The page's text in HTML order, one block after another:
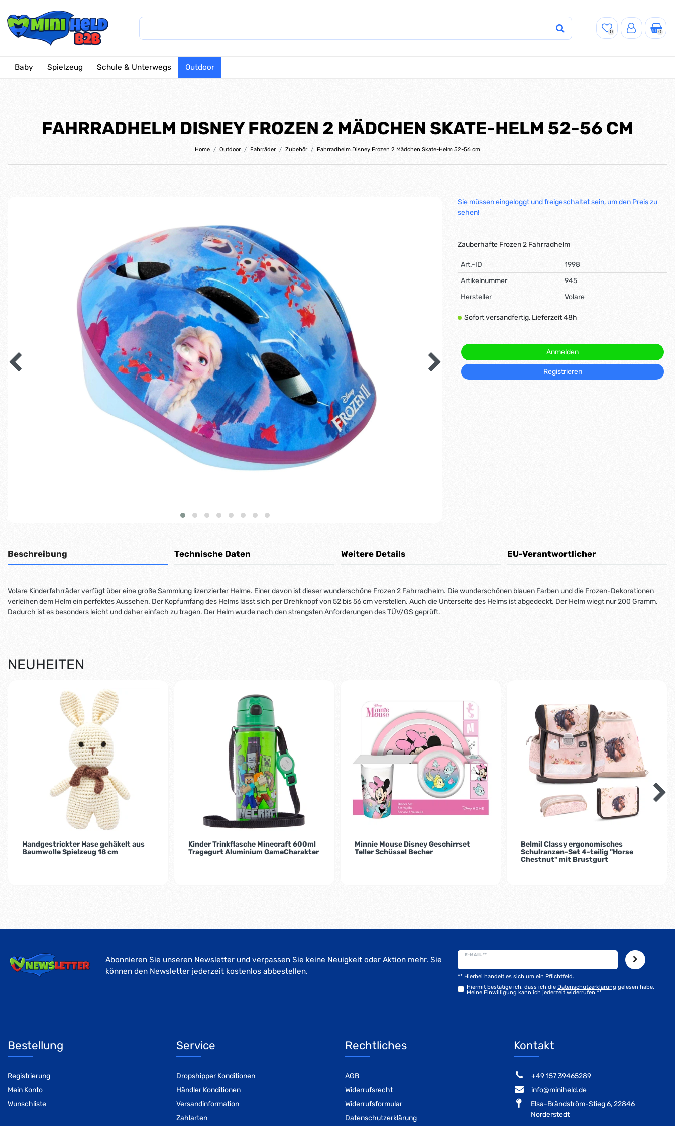
0 0
Baby Spielzeug Schule & Unterwegs Outdoor
FAHRRADHELM DISNEY FROZEN 2 MÄDCHEN SKATE-HELM 52-56 CM
Home Outdoor Fahrräder Zubehör Fahrradhelm Disney Frozen 2 Mädchen Skate-Helm 52-56 cm
Sie müssen eingeloggt und freigeschaltet sein, um den Preis zu
sehen!
Zauberhafte Frozen 2 Fahrradhelm
Art.-ID
1998
Artikelnummer
945
Hersteller
Volare
Sofort versandfertig, Lieferzeit 48h
Anmelden
Registrieren
Beschreibung Technische Daten Weitere Details EU-Verantwortlicher
Volare Kinderfahrräder verfügt über eine große Sammlung lizenzierter Helme. Einer davon ist dieser wunderschöne Frozen 2 Fahrradhelm. Die wunderschönen blauen Farben und die Frozen-Dekorationen
verleihen dem Helm ein perfektes Aussehen. Der Kopfumfang des Helms lässt sich per Drehknopf von 52 bis 56 cm verstellen. Auch die Unterseite des Helms ist abgedeckt. Der Helm wiegt nur 200 Gramm.
Dadurch ist es besonders leicht und daher einfach zu tragen. Der Helm wurde nach den strengsten Anforderungen des TÜV/GS geprüft.
NEUHEITEN
Handgestrickter Hase gehäkelt aus
Baumwolle Spielzeug 18 cm
Kinder Trinkflasche Minecraft 600ml
Tragegurt Aluminium GameCharakter
Minnie Mouse Disney Geschirrset
Teller Schüssel Becher
Belmil Classy ergonomisches
Schulranzen-Set 4-teilig "Horse
Chestnut" mit Brustgurt
Abonnieren Sie unseren Newsletter und verpassen Sie keine Neuigkeit oder Aktion mehr. Sie
können den Newsletter jederzeit kostenlos abbestellen.
E-MAIL **
Hiermit bestätige ich, dass ich die Daten­schutz­erklärung gelesen habe.
Meine Einwilligung kann ich jederzeit widerrufen.**
** Hierbei handelt es sich um ein Pflichtfeld.
Bestellung
Registrierung
Mein Konto
Wunschliste
Service
Dropshipper Konditionen
Händler Konditionen
Versandinformation
Zahlarten
Rechtliches
AGB
Widerrufsrecht
Widerrufsformular
Datenschutzerklärung
Kontakt
‭+49 157 39465289‬
info@miniheld.de
Elsa-Brändström-Stieg 6, 22846
Norderstedt